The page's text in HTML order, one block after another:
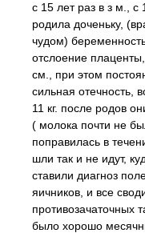
с 15 лет раз в з м., с
родила доченьку,
чудом)
отслоение
см., при этом
сильная отечность,
11 кг. после родов
( молока почти не
поправилась в
шли так и не идут,
ставили диагноз
яичников, и все
противозачаточных
было хорошо